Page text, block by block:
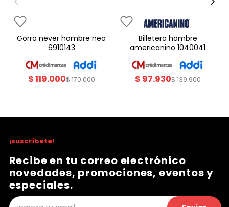
gorra never hombre nea
6910143
$119.000$170.000
billetera hombre
americanino 1040041
$ 97.930$139.900
¡suscríbete!
Recibe en tu correo electrónico
novedades, promociones, eventos y
especiales.